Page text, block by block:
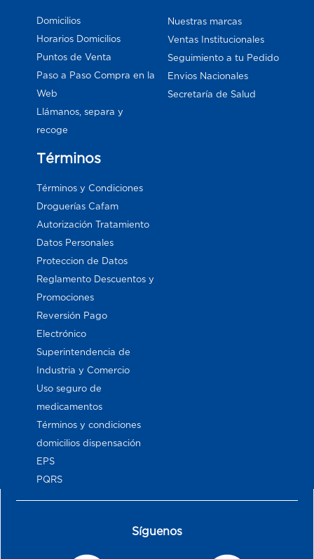
Domicilios
Horarios Domicilios
Puntos de Venta
Paso a Paso Compra en la
Web
Llámanos, separa y
recoge
Nuestras marcas
Ventas Institucionales
Seguimiento a tu Pedido
Envios Nacionales
Secretaría de Salud
Términos
Términos y Condiciones
Droguerías Cafam
Autorización Tratamiento
Datos Personales
Proteccion de Datos
Reglamento Descuentos y
Promociones
Reversión Pago
Electrónico
Superintendencia de
Industria y Comercio
Uso seguro de
medicamentos
Términos y condiciones
domicilios dispensación
EPS
PQRS
Síguenos